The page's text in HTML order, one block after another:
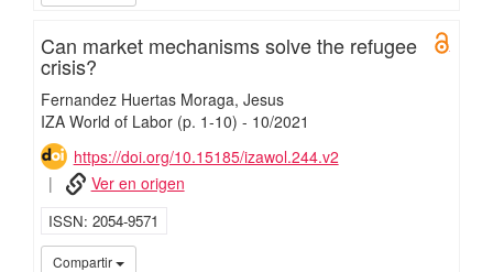
Can market mechanisms solve the refugee
crisis?
Fernandez Huertas Moraga, Jesus
IZA World of Labor (p. 1-10) - 10/2021
https://doi.org/10.15185/izawol.244.v2
Ver en origen
ISSN 2054-9571
Compartir